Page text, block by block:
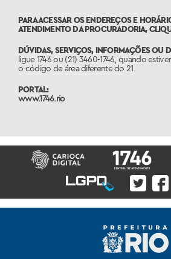
PARA ACESSAR OS ENDEREÇOS E
ATENDIMENTO DA PROCURADORIA,
DÚVIDAS, SERVIÇOS, INFORMAÇÕES OU
ligue 1746 ou (21) 3460-1746, quando
o código de área diferente do 21.
PORTAL:
www.1746.rio